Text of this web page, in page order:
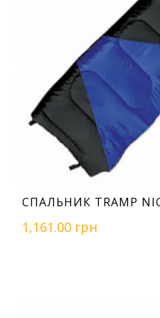
СПАЛЬНИК TRAMP
1,161.00 грн